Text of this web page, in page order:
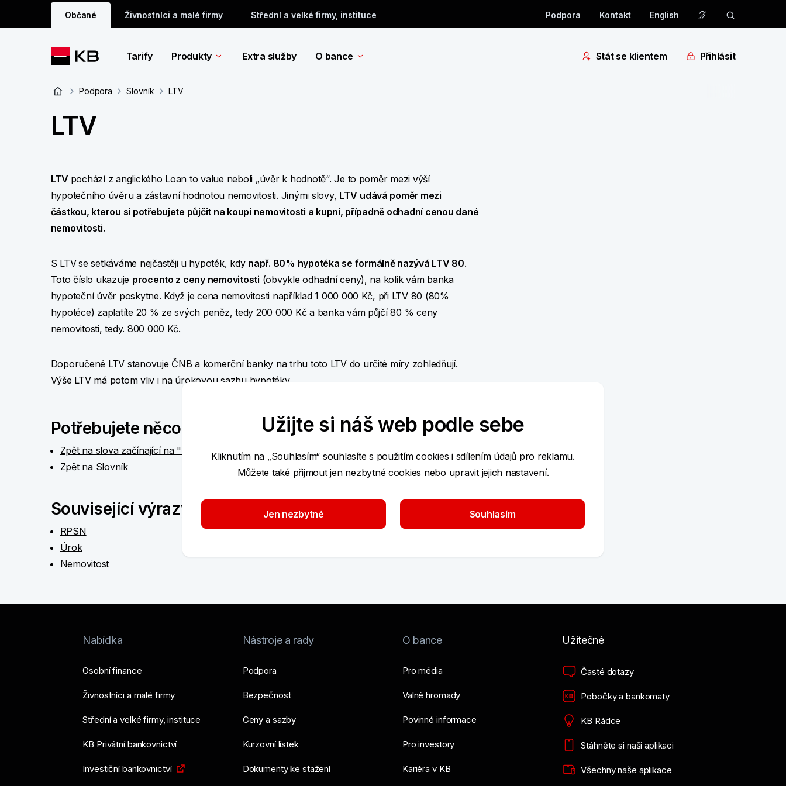
Občané Živnostníci a malé firmy Střední a velké firmy, instituce Podpora Kontakt English
Tarify Produkty Extra služby O bance Stát se klientem Přihlásit
Podpora Slovník LTV
LTV
LTV pochází z anglického Loan to value neboli „úvěr k hodnotě“. Je to poměr mezi výší
hypotečního úvěru a zástavní hodnotou nemovitosti. Jinými slovy, LTV udává poměr mezi
částkou, kterou si potřebujete půjčit na koupi nemovitosti a kupní, případně odhadní cenou dané
nemovitosti.
S LTVse setkáváme nejčastěji u hypoték, kdy např. 80% hypotéka se formálně nazývá LTV 80.
Toto číslo ukazuje procento z ceny nemovitosti (obvykle odhadní ceny), na kolik vám banka
hypoteční úvěr poskytne. Když je cena nemovitosti například 1 000 000 Kč, při LTV 80 (80%
hypotéce) zaplatíte 20 % ze svých peněz, tedy 200 000 Kč a banka vám půjčí 80 % ceny
nemovitosti, tedy. 800 000 Kč.
Doporučené LTV stanovuje ČNB a komerční banky na trhu toto LTV do určité míry zohledňují.
Výše LTV má potom vliv i na úrokovou sazbu hypotéky.
Potřebujete něco jiného?
Zpět na slova začínající na "L"
Zpět na Slovník
Související produkty
Hypotéka
Americká hypotéka
Související výrazy
RPSN
Úrok
Nemovitost
Nabídka
Osobní finance
Živnostníci a malé firmy
Střední a velké firmy, instituce
KB Privátní bankovnictví
Investiční bankovnictví
Nástroje a rady
Podpora
Bezpečnost
Ceny a sazby
Kurzovní lístek
Dokumenty ke stažení
O bance
Pro média
Valné hromady
Povinné informace
Pro investory
Kariéra v KB
Užitečné
Časté dotazy
Pobočky a bankomaty
KB Rádce
Stáhněte si naši aplikaci
Všechny naše aplikace
Užijte si náš web podle sebe
Kliknutím na „Souhlasím“ souhlasíte s použitím cookies i sdílením údajů pro reklamu.
Můžete také přijmout jen nezbytné cookies nebo upravit jejich nastavení.
Jen nezbytné Souhlasím